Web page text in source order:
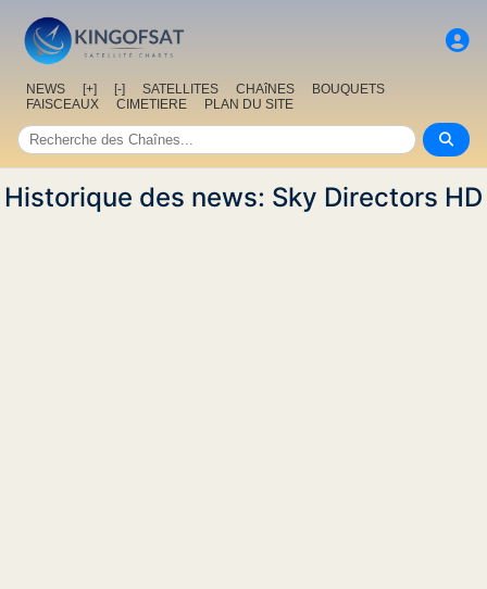
NEWS [+] [-] SATELLITES CHAîNES
BOUQUETS
FAISCEAUX
CIMETIERE PLAN DU SITE
Historique des news: Sky Directors HD